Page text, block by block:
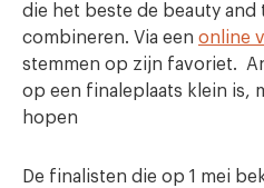
die het beste de beauty and
combineren. Via een online
stemmen op zijn favoriet.
op een finaleplaats klein is,
hopen
De finalisten die op 1 mei